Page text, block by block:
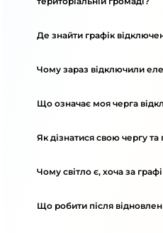
Де знайти графік
Чому зараз відключили
Що означає моя черга
Як дізнатися свою чергу та
Чому світло є, хоча за
Що робити після